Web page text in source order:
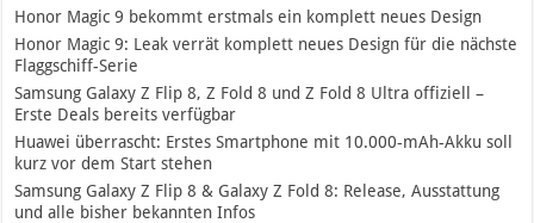
Honor Magic 9 bekommt erstmals ein komplett neues Design
Honor Magic 9: Leak verrät komplett neues Design für die nächste
Flaggschiff-Serie
Samsung Galaxy Z Flip 8, Z Fold 8 und Z Fold 8 Ultra offiziell –
Erste Deals bereits verfügbar
Huawei überrascht: Erstes Smartphone mit 10.000-mAh-Akku soll
kurz vor dem Start stehen
Samsung Galaxy Z Flip 8 & Galaxy Z Fold 8: Release, Ausstattung
und alle bisher bekannten Infos